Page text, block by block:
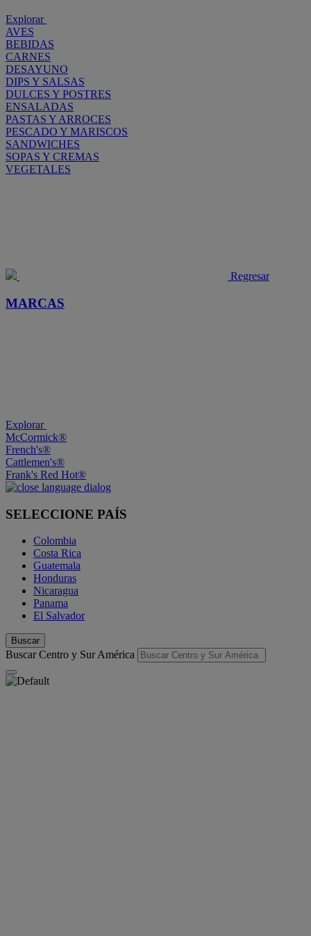
Explorar
AVES
BEBIDAS
CARNES
DESAYUNO
DIPS Y SALSAS
DULCES Y POSTRES
ENSALADAS
PASTAS Y ARROCES
PESCADO Y MARISCOS
SANDWICHES
SOPAS Y CREMAS
VEGETALES
Regresar
MARCAS
Explorar
McCormick®
French's®
Cattlemen's®
Frank's Red Hot®
SELECCIONE PAÍS
Colombia
Costa Rica
Guatemala
Honduras
Nicaragua
Panama
El Salvador
Buscar
Buscar Centro y Sur América